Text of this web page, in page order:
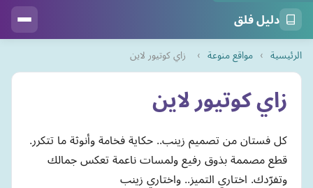
دليل فلق
الرئيسية › مواقع منوعة › زاي كوتيور لاين
زاي كوتيور لاين
كل فستان من تصميم زينب.. حكاية فخامة وأنوثة ما تتكرر.
قطع مصممة بذوق رفيع ولمسات ناعمة تعكس جمالك
وتفرّدك. اختاري التميز.. واختاري زينب